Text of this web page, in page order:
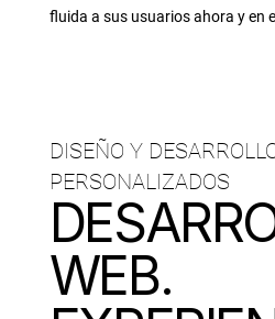
fluida a sus usuarios ahora y en
DISEÑO Y
PERSONALIZADOS
WEB.